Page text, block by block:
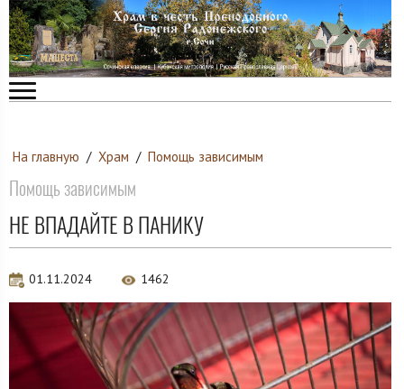
На главную / Храм / Помощь зависимым
Помощь зависимым
НЕ ВПАДАЙТЕ В ПАНИКУ
01.11.2024 1462